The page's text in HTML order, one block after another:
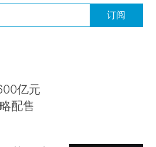
订阅
亿元
配售